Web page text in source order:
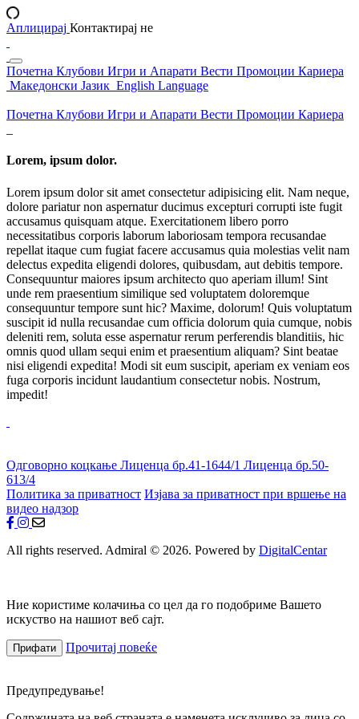
Аплицирај Контактирај не
Почетна Клубови Игри и Апарати Вести Промоции Кариера
Македонски Јазик English Language
Почетна Клубови Игри и Апарати Вести Промоции Кариера
Lorem, ipsum dolor.
Lorem ipsum dolor sit amet consectetur adipisicing elit. Nam neque,
dolore pariatur non aspernatur ducimus excepturi corrupti iste fugit
accusamus quisquam atque. Exercitationem libero porro
necessitatibus corporis laborum laboriosam tempora recusandae
repellat itaque cum fugiat facere accusamus quia molestias velit nam
delectus expedita eligendi dolores, quibusdam, aut debitis tempore.
Consequuntur maiores ipsum architecto quo aperiam illum! Sint
unde rem praesentium similique sed voluptatem doloremque
consequuntur tempore sunt hic? Maxime, dolorum! Quis voluptatum
suscipit id nulla recusandae cum officia dolorum quia cumque, nobis
deleniti rem, soluta esse aspernatur rerum perferendis blanditiis, hic
omnis quod ullam sequi enim et praesentium aliquam? Sint beatae
nisi eligendi expedita! Modi sit eum suscipit, aperiam ex veniam eos
fuga corporis incidunt laudantium consectetur nobis. Nostrum,
impedit!
Одговорно коцкање Лиценца бр.41-1644/1 Лиценца бр.50-
613/4
Политика за приватност Изјава за приватност при вршење на
видео надзор
All rights reserved. Admiral © 2026. Powered by DigitalCentar
Ние користиме колачиња со цел да го подобриме Вашето
искуство на нашиот веб сајт.
Прифати Прочитај повеќе
Предупредување!